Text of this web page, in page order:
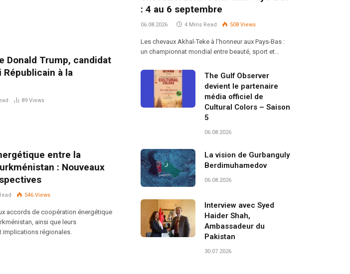
Donald Trump, candidat
à la
89 Views
entre la
: Nouveaux
546 Views
accords de coopération énergétique
ainsi que leurs
implications régionales.
: 4 au 6 septembre
06.08.2026 4 Mins Read 508 Views
Les chevaux Akhal-Teke à l’honneur aux Pays-Bas :
un championnat mondial entre beauté, sport et…
The Gulf Observer
devient le partenaire
média officiel de
Cultural Colors – Saison
5
06.08.2026
La vision de Gurbanguly
Berdimuhamedov
06.08.2026
Interview avec Syed
Haider Shah,
Ambassadeur du
Pakistan
30.07.2026